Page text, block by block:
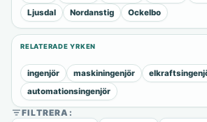
Ljusdal
Nordanstig Ockelbo
RELATERADE YRKEN
ingenjör maskiningenjör
automationsingenjör
FILTRERA: